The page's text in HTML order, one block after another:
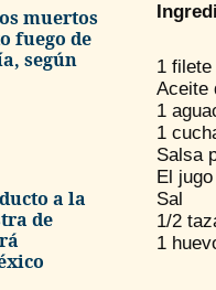
muertos
fuego de
según
a la
de
1
Aceite
1
1
Salsa
El
Sal
1/2
1